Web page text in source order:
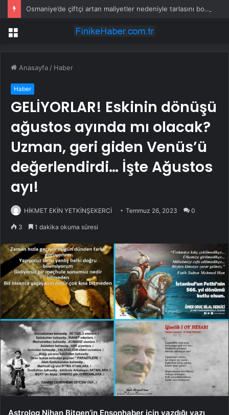
Osmaniye’de çiftçi artan maliyetler nedeniyle tarlasını boş bıraktı
Menü
Anasayfa / Haber
Haber
GELİYORLAR! Eskinin dönüşü
ağustos ayında mı olacak?
Uzman, geri giden Venüs’ü
değerlendirdi… İşte Ağustos
ayı!
HİKMET EKİN YETKİNŞEKERCİ Temmuz 26, 2023 0
3 1 dakika okuma süresi
Astrolog Nihan Bitgen’in Ensonhaber için yazdığı yazı